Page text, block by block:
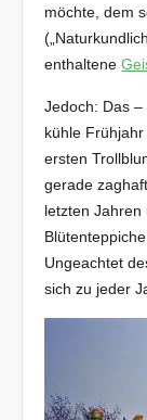
möchte, dem
enthaltene
Jedoch: Das
kühle
ersten
gerade
letzten
Ungeachtet
sich zu jeder